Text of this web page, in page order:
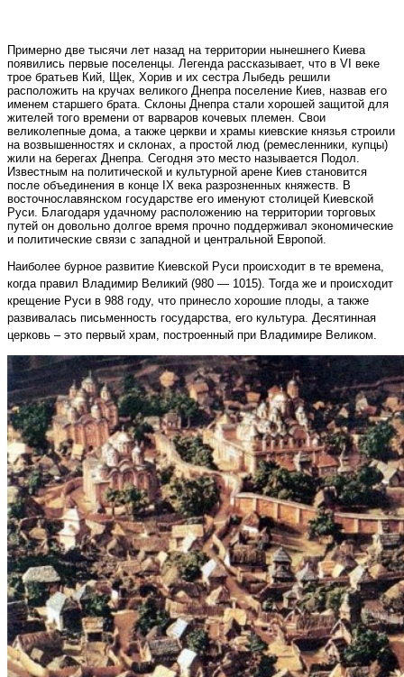
Примерно две тысячи лет назад на территории нынешнего Киева
появились первые поселенцы. Легенда рассказывает, что в VI веке
трое братьев Кий, Щек, Хорив и их сестра Лыбедь решили
расположить на кручах великого Днепра поселение Киев, назвав его
именем старшего брата. Склоны Днепра стали хорошей защитой для
жителей того времени от варваров кочевых племен. Свои
великолепные дома, а также церкви и храмы киевские князья строили
на возвышенностях и склонах, а простой люд (ремесленники, купцы)
жили на берегах Днепра. Сегодня это место называется Подол.
Известным на политической и культурной арене Киев становится
после объединения в конце IX века разрозненных княжеств. В
восточнославянском государстве его именуют столицей Киевской
Руси. Благодаря удачному расположению на территории торговых
путей он довольно долгое время прочно поддерживал экономические
и политические связи с западной и центральной Европой.
Наиболее бурное развитие Киевской Руси происходит в те времена,
когда правил Владимир Великий (980 — 1015). Тогда же и происходит
крещение Руси в 988 году, что принесло хорошие плоды, а также
развивалась письменность государства, его культура. Десятинная
церковь – это первый храм, построенный при Владимире Великом.